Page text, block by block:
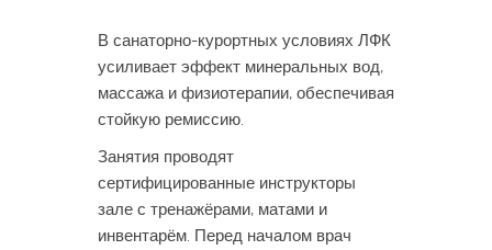
В санаторно-курортных условиях ЛФК
усиливает эффект минеральных вод,
массажа и физиотерапии, обеспечивая
стойкую ремиссию.
Занятия проводят
сертифицированные инструкторы
зале с тренажёрами, матами и
инвентарём. Перед началом врач